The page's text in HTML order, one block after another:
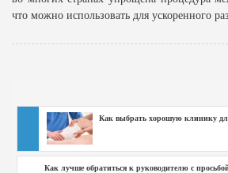
что можно использовать для ускоренного
Как выбрать хорошую клинику
Как лучше обратиться к руководителю с